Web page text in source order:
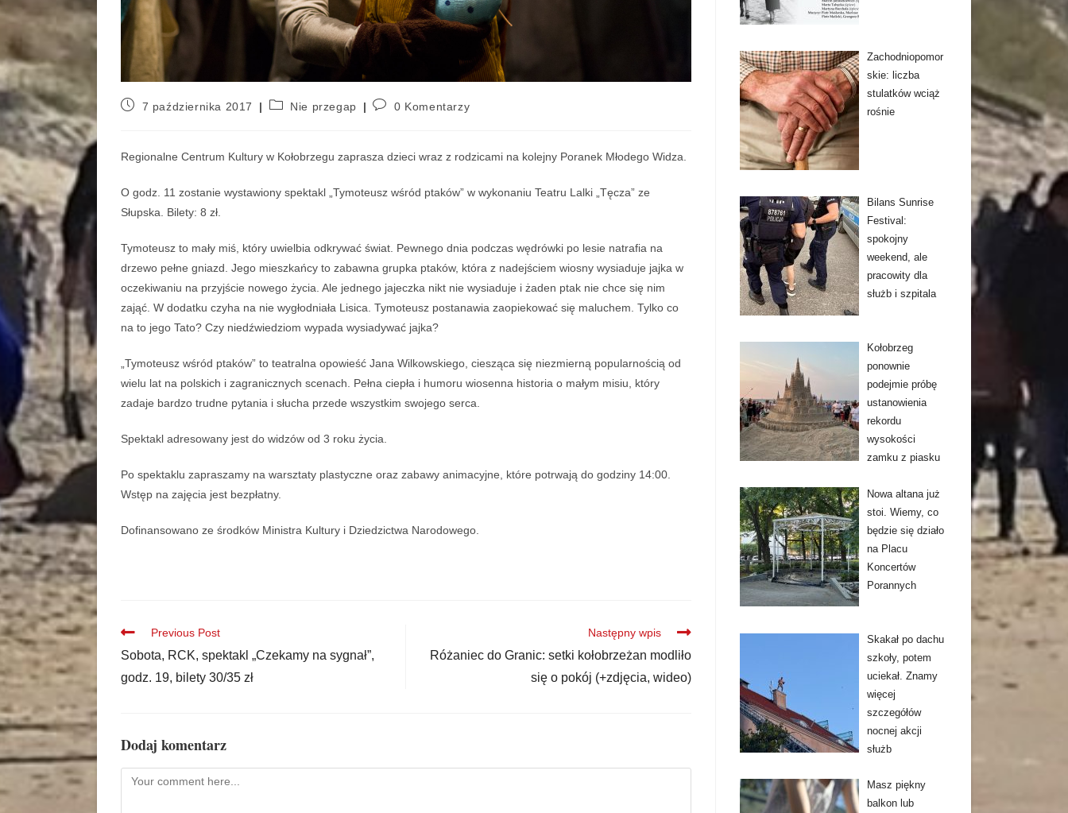
7 października 2017 Nie przegap 0 Komentarzy
Regionalne Centrum Kultury w Kołobrzegu zaprasza dzieci wraz z rodzicami na kolejny Poranek Młodego Widza.
O godz. 11 zostanie wystawiony spektakl „Tymoteusz wśród ptaków” w wykonaniu Teatru Lalki „Tęcza” ze
Słupska. Bilety: 8 zł.
Tymoteusz to mały miś, który uwielbia odkrywać świat. Pewnego dnia podczas wędrówki po lesie natrafia na
drzewo pełne gniazd. Jego mieszkańcy to zabawna grupka ptaków, która z nadejściem wiosny wysiaduje jajka w
oczekiwaniu na przyjście nowego życia. Ale jednego jajeczka nikt nie wysiaduje i żaden ptak nie chce się nim
zająć. W dodatku czyha na nie wygłodniała Lisica. Tymoteusz postanawia zaopiekować się maluchem. Tylko co
na to jego Tato? Czy niedźwiedziom wypada wysiadywać jajka?
„Tymoteusz wśród ptaków” to teatralna opowieść Jana Wilkowskiego, ciesząca się niezmierną popularnością od
wielu lat na polskich i zagranicznych scenach. Pełna ciepła i humoru wiosenna historia o małym misiu, który
zadaje bardzo trudne pytania i słucha przede wszystkim swojego serca.
Spektakl adresowany jest do widzów od 3 roku życia.
Po spektaklu zapraszamy na warsztaty plastyczne oraz zabawy animacyjne, które potrwają do godziny 14:00.
Wstęp na zajęcia jest bezpłatny.
Dofinansowano ze środków Ministra Kultury i Dziedzictwa Narodowego.
Previous Post
Sobota, RCK, spektakl „Czekamy na sygnał”,
godz. 19, bilety 30/35 zł
Następny wpis
Różaniec do Granic: setki kołobrzeżan modliło
się o pokój (+zdjęcia, wideo)
Dodaj komentarz
Zachodniopomor
skie: liczba
stulatków wciąż
rośnie
Bilans Sunrise
Festival:
spokojny
weekend, ale
pracowity dla
służb i szpitala
Kołobrzeg
ponownie
podejmie próbę
ustanowienia
rekordu
wysokości
zamku z piasku
Nowa altana już
stoi. Wiemy, co
będzie się działo
na Placu
Koncertów
Porannych
Skakał po dachu
szkoły, potem
uciekał. Znamy
więcej
szczegółów
nocnej akcji
służb
Masz piękny
balkon lub